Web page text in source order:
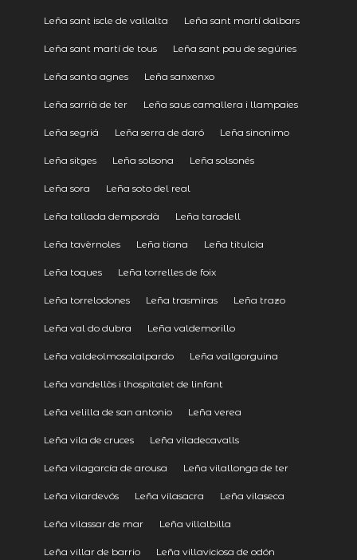
Leña sant iscle de vallalta Leña sant martí dalbars
Leña sant martí de tous Leña sant pau de segúries
Leña santa agnes Leña sanxenxo
Leña sarrià de ter Leña saus camallera i llampaies
Leña segriá Leña serra de daró Leña sinonimo
Leña sitges Leña solsona Leña solsonés
Leña sora Leña soto del real
Leña tallada dempordà Leña taradell
Leña tavèrnoles Leña tiana Leña titulcia
Leña toques Leña torrelles de foix
Leña torrelodones Leña trasmiras Leña trazo
Leña val do dubra Leña valdemorillo
Leña valdeolmosalalpardo Leña vallgorguina
Leña vandellòs i lhospitalet de linfant
Leña velilla de san antonio Leña verea
Leña vila de cruces Leña viladecavalls
Leña vilagarcía de arousa Leña vilallonga de ter
Leña vilardevós Leña vilasacra Leña vilaseca
Leña vilassar de mar Leña villalbilla
Leña villar de barrio Leña villaviciosa de odón